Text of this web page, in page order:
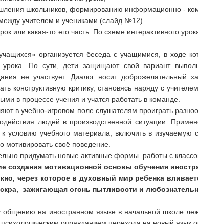
школьников, формированию информационно -
учителем и учениками (слайд №12)
или какая-то его часть. По схеме интерактивного
организуется беседа с учащимися, в ходе
урока. По сути, дети защищают свой вариант
не участвует. Диалог носит доброжелательный
конструктивную критику, становясь наряду с
в процессе учения и учатся работать в команде.
в учебно-игровом поле слушателям проиграть
людей в производственной ситуации.
условию учебного материала, включить в
мотивировать своё поведение.
придумать новые активные формы работы с
создания мотивационной основы обучения
через которое в духовный мир ребенка
зажигающая огонь пытливости и
общению на иностранном языке в начальной школе